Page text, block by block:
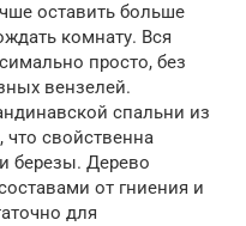
оставить больше
комнату. Вся
просто, без
вензелей.
спальни из
свойственна
березы. Дерево
от гниения и
для